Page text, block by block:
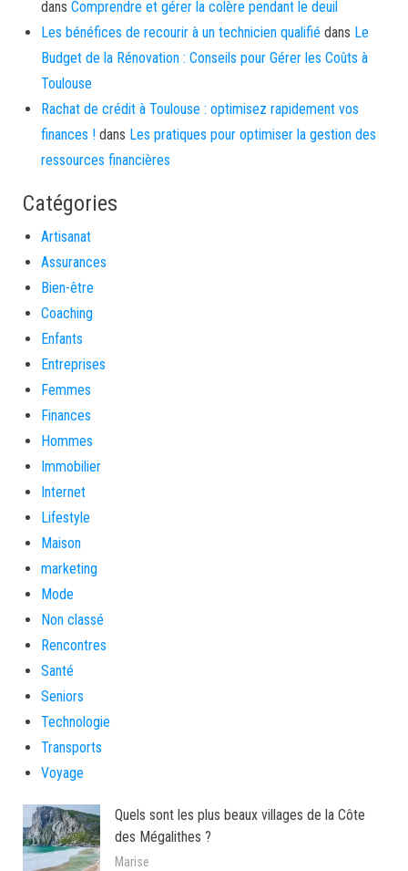
dans Comprendre et gérer la colère pendant le deuil
Les bénéfices de recourir à un technicien qualifié dans Le
Budget de la Rénovation : Conseils pour Gérer les Coûts à
Toulouse
Rachat de crédit à Toulouse : optimisez rapidement vos
finances ! dans Les pratiques pour optimiser la gestion des
ressources financières
Catégories
Artisanat
Assurances
Bien-être
Coaching
Enfants
Entreprises
Femmes
Finances
Hommes
Immobilier
Internet
Lifestyle
Maison
marketing
Mode
Non classé
Rencontres
Santé
Seniors
Technologie
Transports
Voyage
Quels sont les plus beaux villages de la Côte
des Mégalithes ?
Marise